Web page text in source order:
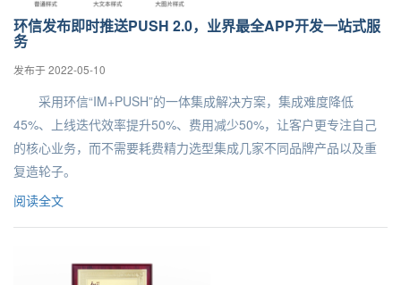
环信发布即时推送PUSH 2.0，业界最全APP开发一站式服
务
发布于 2022-05-10
采用环信“IM+PUSH”的一体集成解决方案，集成难度降低
45%、上线迭代效率提升50%、费用减少50%，让客户更专注自己
的核心业务，而不需要耗费精力选型集成几家不同品牌产品以及重
复造轮子。
阅读全文